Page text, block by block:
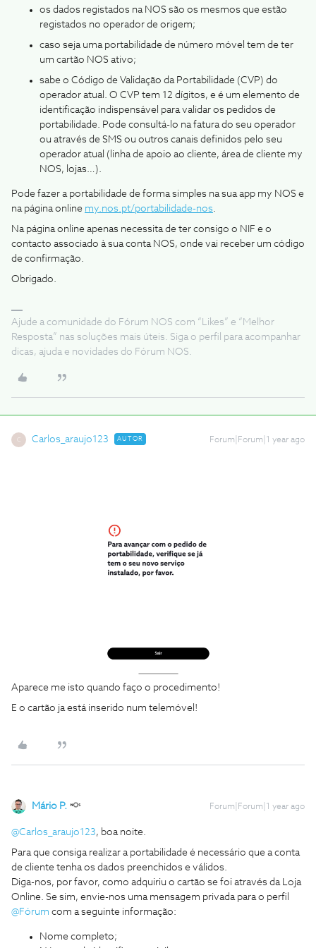
os dados registados na NOS são os mesmos que estão
registados no operador de origem;
caso seja uma portabilidade de número móvel tem de ter
um cartão NOS ativo;
sabe o Código de Validação da Portabilidade (CVP) do
operador atual. O CVP tem 12 dígitos, e é um elemento de
identificação indispensável para validar os pedidos de
portabilidade. Pode consultá-lo na fatura do seu operador
ou através de SMS ou outros canais definidos pelo seu
operador atual (linha de apoio ao cliente, área de cliente my
NOS, lojas…).
Pode fazer a portabilidade de forma simples na sua app my NOS e
na página online my.nos.pt/portabilidade-nos.
Na página online apenas necessita de ter consigo o NIF e o
contacto associado à sua conta NOS, onde vai receber um código
de confirmação.
Obrigado.
Ajude a comunidade do Fórum NOS com “Likes” e “Melhor
Resposta” nas soluções mais úteis. Siga o perfil para acompanhar
dicas, ajuda e novidades do Fórum NOS.
C Carlos_araujo123 AUTOR Forum|Forum|1 year ago
Aparece me isto quando faço o procedimento!
E o cartão ja está inserido num telemóvel!
Mário P. Forum|Forum|1 year ago
@Carlos_araujo123, boa noite.
Para que consiga realizar a portabilidade é necessário que a conta
de cliente tenha os dados preenchidos e válidos.
Diga-nos, por favor, como adquiriu o cartão se foi através da Loja
Online. Se sim, envie-nos uma mensagem privada para o perfil ​
@Fórum com a seguinte informação:
Nome completo;